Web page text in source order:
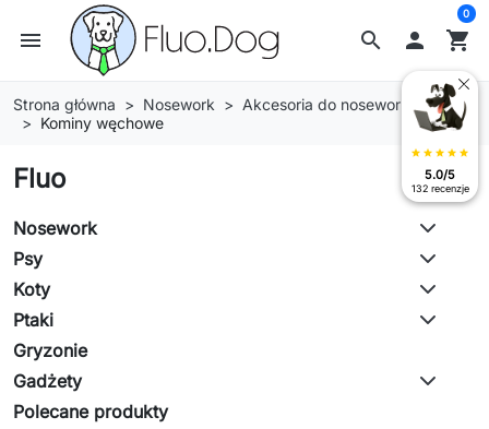
search
menu  shopping_cart
0
Strona główna Nosework
Akcesoria do nosework
Kominy węchowe
Fluo
Nosework
Psy
Koty
Ptaki
Gryzonie
Gadżety
Polecane produkty
star star star star star
5.0/5
132 recenzje